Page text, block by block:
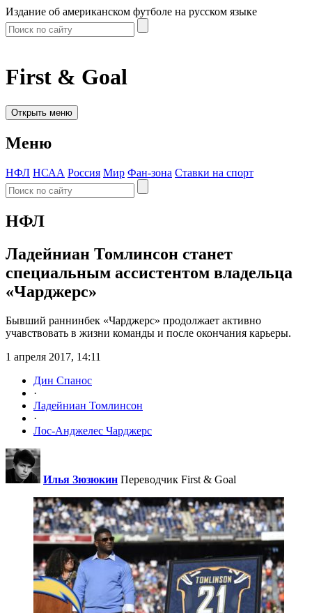
Издание об американском футболе на русском языке
First & Goal
Открыть меню
Меню
НФЛ НСАА Россия Мир Фан-зона Ставки на спорт
НФЛ
Ладейниан Томлинсон станет
специальным ассистентом владельца
«Чарджерс»
Бывший раннинбек «Чарджерс» продолжает активно
учавствовать в жизни команды и после окончания карьеры.
1 апреля 2017, 14:11
Дин Спанос
·
Ладейниан Томлинсон
·
Лос-Анджелес Чарджерс
Илья Зюзюкин Переводчик First & Goal